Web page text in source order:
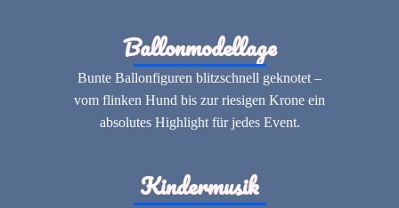
Ballonmodellage
Bunte Ballonfiguren blitzschnell geknotet –
vom flinken Hund bis zur riesigen Krone ein
absolutes Highlight für jedes Event.
Kindermusik